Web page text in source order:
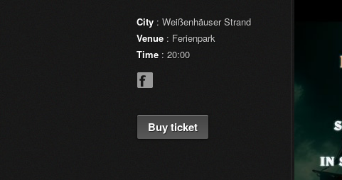
City : Weißenhäuser Strand
Venue : Ferienpark
Time : 20:00
Buy ticket